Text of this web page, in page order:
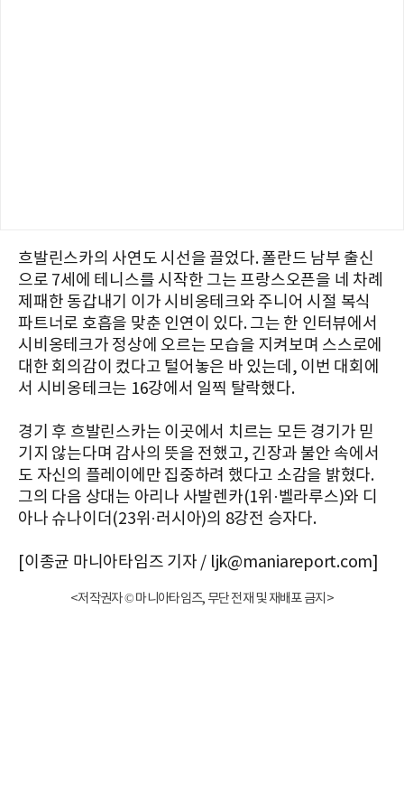
흐발린스카의 사연도 시선을 끌었다. 폴란드 남부 출신
으로 7세에 테니스를 시작한 그는 프랑스오픈을 네 차례
제패한 동갑내기 이가 시비옹테크와 주니어 시절 복식
파트너로 호흡을 맞춘 인연이 있다. 그는 한 인터뷰에서
시비옹테크가 정상에 오르는 모습을 지켜보며 스스로에
대한 회의감이 컸다고 털어놓은 바 있는데, 이번 대회에
서 시비옹테크는 16강에서 일찍 탈락했다.
경기 후 흐발린스카는 이곳에서 치르는 모든 경기가 믿
기지 않는다며 감사의 뜻을 전했고, 긴장과 불안 속에서
도 자신의 플레이에만 집중하려 했다고 소감을 밝혔다.
그의 다음 상대는 아리나 사발렌카(1위·벨라루스)와 디
아나 슈나이더(23위·러시아)의 8강전 승자다.
[이종균 마니아타임즈 기자 / ljk@maniareport.com]
<저작권자 © 마니아타임즈, 무단 전재 및 재배포 금지>